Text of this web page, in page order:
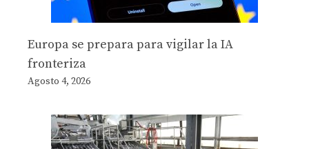
Europa se prepara para vigilar la IA
fronteriza
Agosto 4, 2026